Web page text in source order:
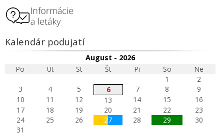
Kalendár podujatí
August - 2026
Po
Ut St Št Pi So
Ne
1
2
3
4 5 6 7 8
9
10
11 12 13 14 15
16
17
18 19 20 21 22
23
24
25 26 27 28 29
30
31